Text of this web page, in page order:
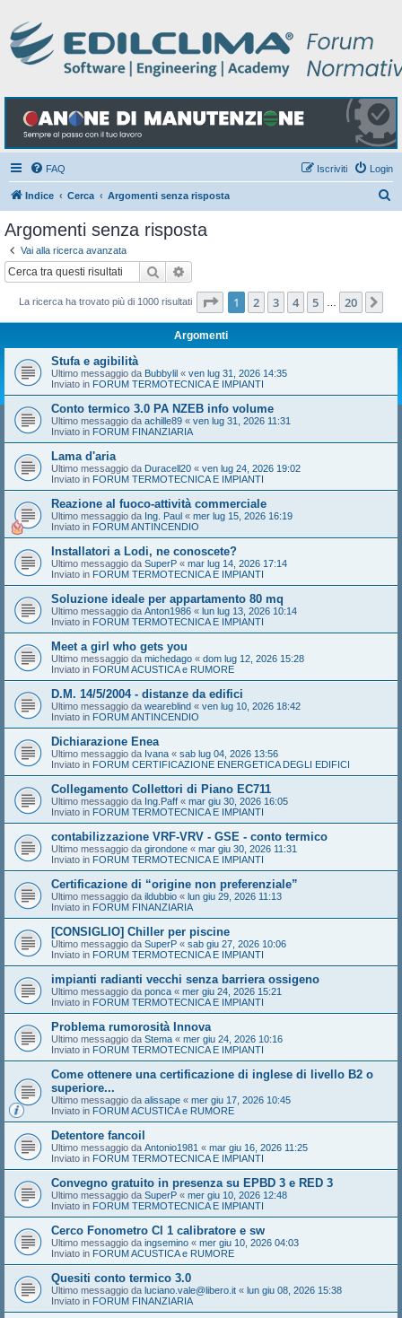
FAQ Login
Iscriviti
Indice Cerca Argomenti senza risposta
Argomenti senza risposta
Vai alla ricerca avanzata
Cerca
La ricerca ha trovato più di 1000 risultati Pagina di 20
1 2 3 4 5 20
Argomenti
Stufa e agibilità
Ultimo messaggio da Bubbylil « ven lug 31, 2026 14:35
Inviato in FORUM TERMOTECNICA E IMPIANTI
Conto termico 3.0 PA NZEB info volume
Ultimo messaggio da achille89 « ven lug 31, 2026 11:31
Inviato in FORUM FINANZIARIA
Lama d'aria
Ultimo messaggio da Duracell20 « ven lug 24, 2026 19:02
Inviato in FORUM TERMOTECNICA E IMPIANTI
Reazione al fuoco-attività commerciale
Ultimo messaggio da Ing. Paul « mer lug 15, 2026 16:19
Inviato in FORUM ANTINCENDIO
Installatori a Lodi, ne conoscete?
Ultimo messaggio da SuperP « mar lug 14, 2026 17:14
Inviato in FORUM TERMOTECNICA E IMPIANTI
Soluzione ideale per appartamento 80 mq
Ultimo messaggio da Anton1986 « lun lug 13, 2026 10:14
Inviato in FORUM TERMOTECNICA E IMPIANTI
Meet a girl who gets you
Ultimo messaggio da michedago « dom lug 12, 2026 15:28
Inviato in FORUM ACUSTICA e RUMORE
D.M. 14/5/2004 - distanze da edifici
Ultimo messaggio da weareblind « ven lug 10, 2026 18:42
Inviato in FORUM ANTINCENDIO
Dichiarazione Enea
Ultimo messaggio da Ivana « sab lug 04, 2026 13:56
Inviato in FORUM CERTIFICAZIONE ENERGETICA DEGLI EDIFICI
Collegamento Collettori di Piano EC711
Ultimo messaggio da Ing.Paff « mar giu 30, 2026 16:05
Inviato in FORUM TERMOTECNICA E IMPIANTI
contabilizzazione VRF-VRV - GSE - conto termico
Ultimo messaggio da girondone « mar giu 30, 2026 11:31
Inviato in FORUM TERMOTECNICA E IMPIANTI
Certificazione di “origine non preferenziale”
Ultimo messaggio da ildubbio « lun giu 29, 2026 11:13
Inviato in FORUM FINANZIARIA
[CONSIGLIO] Chiller per piscine
Ultimo messaggio da SuperP « sab giu 27, 2026 10:06
Inviato in FORUM TERMOTECNICA E IMPIANTI
impianti radianti vecchi senza barriera ossigeno
Ultimo messaggio da ponca « mer giu 24, 2026 15:21
Inviato in FORUM TERMOTECNICA E IMPIANTI
Problema rumorosità Innova
Ultimo messaggio da Stema « mer giu 24, 2026 10:16
Inviato in FORUM TERMOTECNICA E IMPIANTI
Come ottenere una certificazione di inglese di livello B2 o
superiore...
Ultimo messaggio da alissape « mer giu 17, 2026 10:45
Inviato in FORUM ACUSTICA e RUMORE
Detentore fancoil
Ultimo messaggio da Antonio1981 « mar giu 16, 2026 11:25
Inviato in FORUM TERMOTECNICA E IMPIANTI
Convegno gratuito in presenza su EPBD 3 e RED 3
Ultimo messaggio da SuperP « mer giu 10, 2026 12:48
Inviato in FORUM TERMOTECNICA E IMPIANTI
Cerco Fonometro Cl 1 calibratore e sw
Ultimo messaggio da ingsemino « mer giu 10, 2026 04:03
Inviato in FORUM ACUSTICA e RUMORE
Quesiti conto termico 3.0
Ultimo messaggio da luciano.vale@libero.it « lun giu 08, 2026 15:38
Inviato in FORUM FINANZIARIA